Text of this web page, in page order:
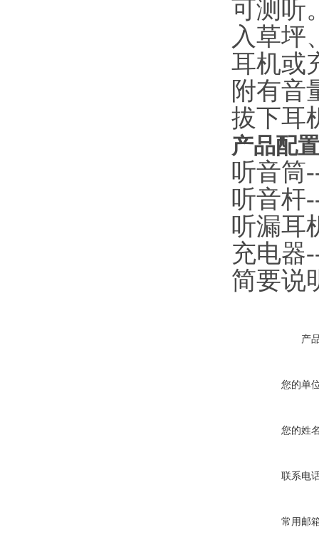
可测听
入草坪
耳机或
附有音
拔下耳
产品配
听音筒
听音杆
听漏耳
充电器
简要说
产
您的单
您的姓
联系电
常用邮